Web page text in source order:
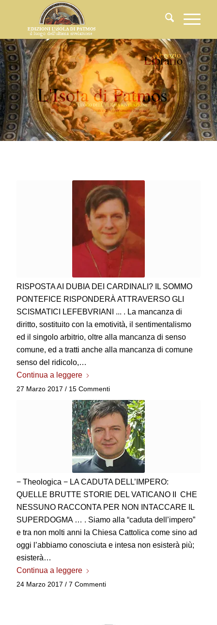
L'IsoladiPatmos
Librario
Negozio
EDIZIONI L'ISOLA DI PATMOS
responsabile
direttore
Presidente
Gualdo
Liguori
alRegistro Stampadel Tribunale 131/2024)
Jorge FacioLince
Rivista i Teo g E cclesiale e di Aggiornamento Pastorale
IL LUOGO DELL’ULTIMA RIVELAZIONE
RISPOSTA AI DUBIA DEI CARDINALI? IL SOMMO
PONTEFICE RISPONDERÀ ATTRAVERSO GLI
SCISMATICI LEFEBVRIANI ... . La mancanza di
diritto, sostituito con la emotività, il sentimentalismo
ed il singolo arbitrio, oltre alla mancanza di senso
comune, ed a tratti anche alla mancanza di comune
senso del ridicolo,…
Continua a leggere
27 Marzo 2017 / 15 Commenti
− Theologica − LA CADUTA DELL’IMPERO:
QUELLE BRUTTE STORIE DEL VATICANO II CHE
NESSUNO RACCONTA PER NON INTACCARE IL
SUPERDOGMA … . Siamo alla “caduta dell’impero”
e tra non molti anni la Chiesa Cattolica come sino ad
oggi l’abbiamo conosciuta e intesa non esisterà più;
esisterà…
Continua a leggere
24 Marzo 2017 / 7 Commenti